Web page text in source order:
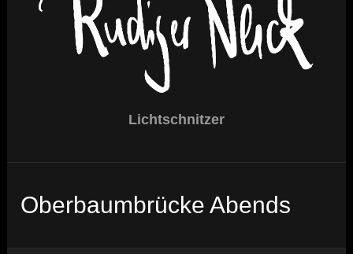
Lichtschnitzer
Oberbaumbrücke Abends